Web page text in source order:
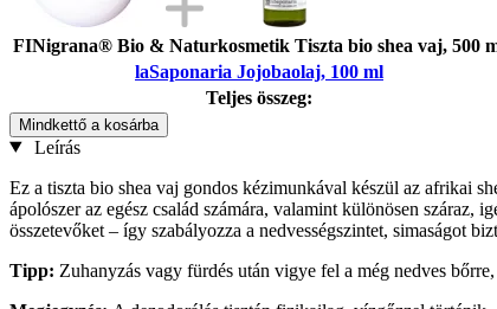
FINigrana® Bio & Naturkosmetik Tiszta bio shea vaj, 500
laSaponaria Jojobaolaj, 100 ml
Teljes összeg:
Mindkettő a kosárba
Leírás
Ez a tiszta bio shea vaj gondos kézimunkával készül az afrikai
ápolószer az egész család számára, valamint különösen száraz,
összetevőket – így szabályozza a nedvességszintet, simaságot
Tipp: Zuhanyzás vagy fürdés után vigye fel a még nedves